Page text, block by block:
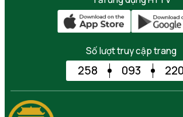
Số lượt truy cập trang
258 093 220